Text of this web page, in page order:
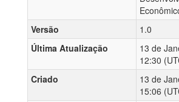
Versão
1.0
Última Atualização
13 de
12:30
Criado
13 de
15:06